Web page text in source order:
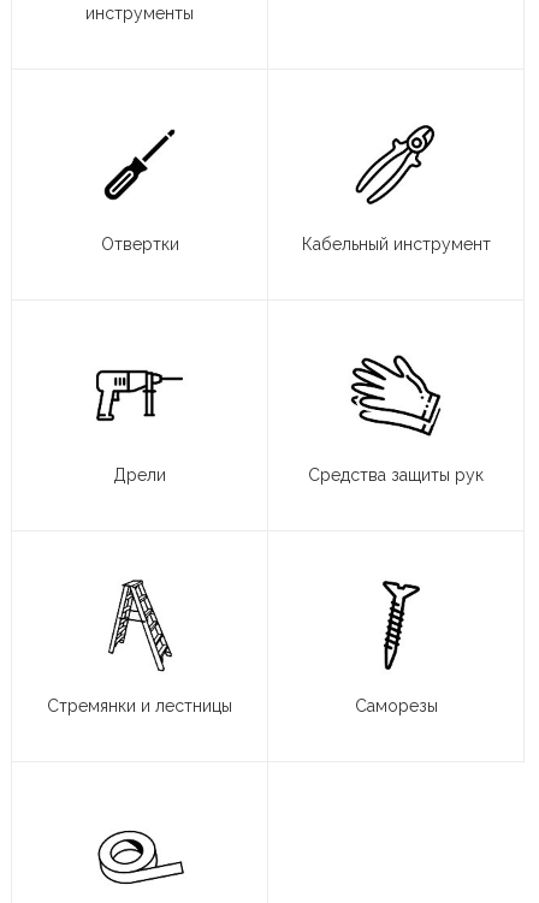
инструменты
Отвертки Кабельный инструмент
Дрели Средства защиты рук
Стремянки и лестницы Саморезы